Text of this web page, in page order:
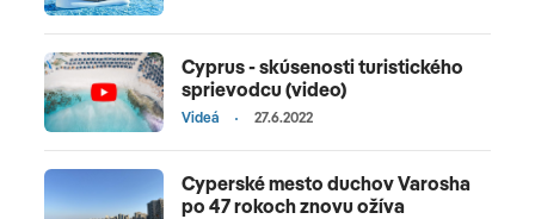
Cyprus - skúsenosti turistického
sprievodcu (video)
Videá 27.6.2022
Cyperské mesto duchov Varosha
po 47 rokoch znovu ožíva